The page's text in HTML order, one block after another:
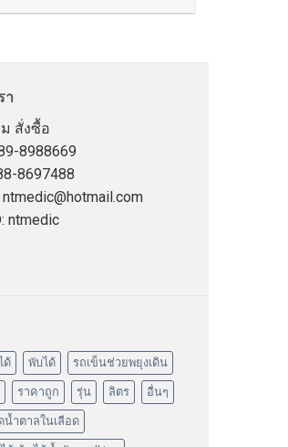
า
สั่งซื้อ
8988669
8697488
ntmedic@hotmail.com
ntmedic
ด้ พับได้ รถเข็นช่วยพยุงเดิน
ราคาถูก รุ่น ลิตร อื่นๆ
น้ำตาลในเลือด